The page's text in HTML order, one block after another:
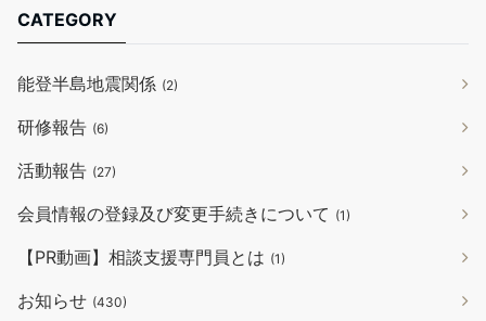
CATEGORY
能登半島地震関係 (2)
研修報告 (6)
活動報告 (27)
会員情報の登録及び変更手続きについて (1)
【PR動画】相談支援専門員とは (1)
お知らせ (430)